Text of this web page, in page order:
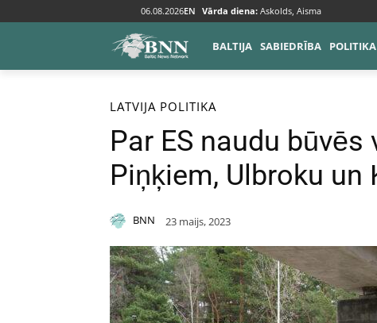
06.08.2026EN Vārda diena: Askolds, Aisma
BALTIJA SABIEDRĪBA POLITIKA
Sākums Baltija Latvija
LATVIJA POLITIKA
Par ES naudu
Piņķiem, Ulbroku un
BNN 23 maijs, 2023